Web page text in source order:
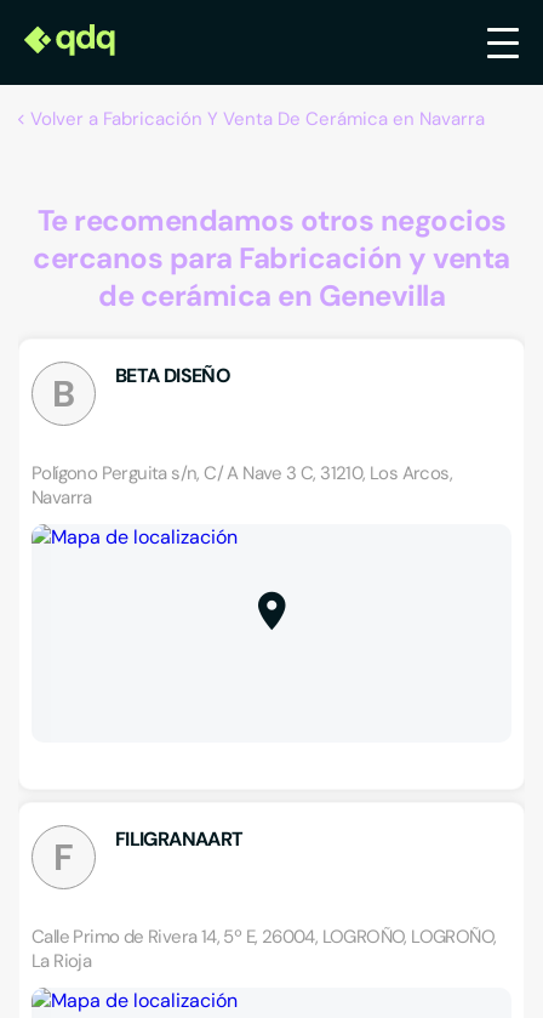
Volver a Fabricación Y Venta De Cerámica en Navarra
Te recomendamos otros negocios
cercanos para Fabricación y venta
de cerámica en Genevilla
B BETA DISEÑO
Polígono Perguita s/n, C/ A Nave 3 C, 31210, Los Arcos,
Navarra
F FILIGRANAART
Calle Primo de Rivera 14, 5º E, 26004, LOGROÑO, LOGROÑO,
La Rioja